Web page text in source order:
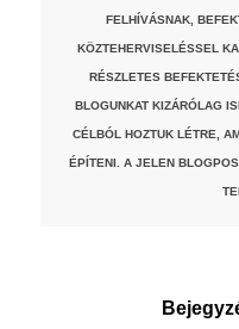
FELHÍVÁSNAK,
KÖZTEHERVISELÉSSEL
RÉSZLETES
BLOGUNKAT KIZÁRÓLAG
CÉLBÓL HOZTUK LÉTRE,
ÉPÍTENI. A JELEN